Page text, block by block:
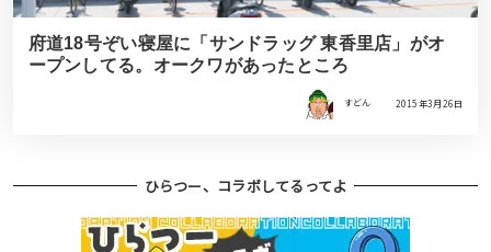
府道18号ぞい寝屋に「サンドラッグ 東香里店」がオ
ープンしてる。オークワがあったところ
すどん 2015年3月26日
ひらつー、コラボしてるってよ